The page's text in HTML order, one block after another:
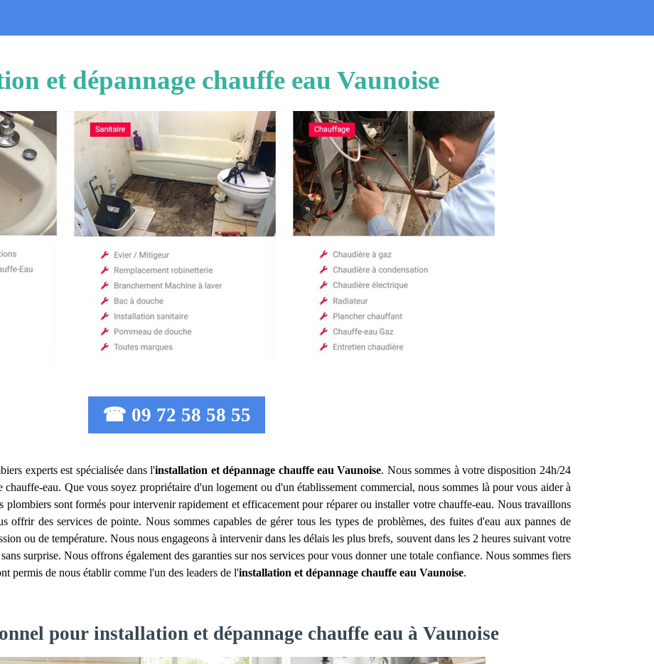
et dépannage chauffe eau Vaunoise
☎ 09 72 58 58 55
experts est spécialisée dans l'installation et dépannage chauffe eau Vaunoise. Nous sommes à votre disposition 24h/24
eau. Que vous soyez propriétaire d'un logement ou d'un établissement commercial, nous sommes là pour vous aider à
plombiers sont formés pour intervenir rapidement et efficacement pour réparer ou installer votre chauffe-eau. Nous travaillons
offrir des services de pointe. Nous sommes capables de gérer tous les types de problèmes, des fuites d'eau aux pannes de
ou de température. Nous nous engageons à intervenir dans les délais les plus brefs, souvent dans les 2 heures suivant votre
surprise. Nous offrons également des garanties sur nos services pour vous donner une totale confiance. Nous sommes fiers
permis de nous établir comme l'un des leaders de l'installation et dépannage chauffe eau Vaunoise.
pour installation et dépannage chauffe eau à Vaunoise